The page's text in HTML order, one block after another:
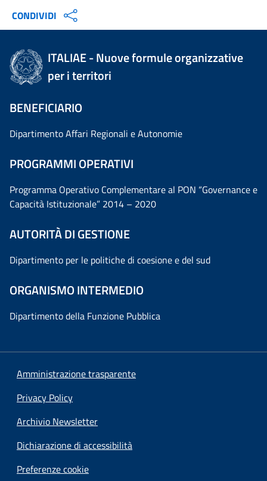
CONDIVIDI
ITALIAE - Nuove formule organizzative
per i territori
BENEFICIARIO
Dipartimento Affari Regionali e Autonomie
PROGRAMMI OPERATIVI
Programma Operativo Complementare al PON “Governance e
Capacità Istituzionale” 2014 – 2020
AUTORITÀ DI GESTIONE
Dipartimento per le politiche di coesione e del sud
ORGANISMO INTERMEDIO
Dipartimento della Funzione Pubblica
Amministrazione trasparente
Privacy Policy
Archivio Newsletter
Dichiarazione di accessibilità
Preferenze cookie